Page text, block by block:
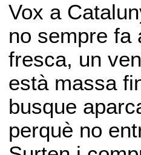
Vox a
no sempre fa
fresca, un
està massa
busque
perquè no